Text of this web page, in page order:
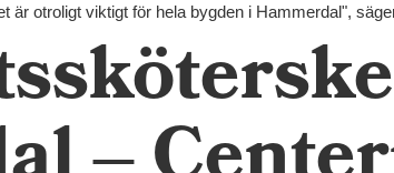
är otroligt viktigt för hela bygden i Hammerdal",